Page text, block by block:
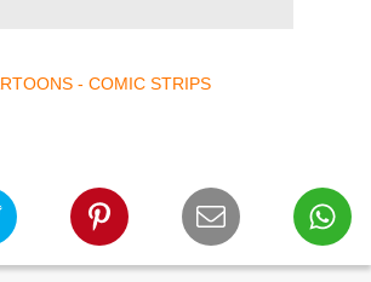
- COMIC STRIPS